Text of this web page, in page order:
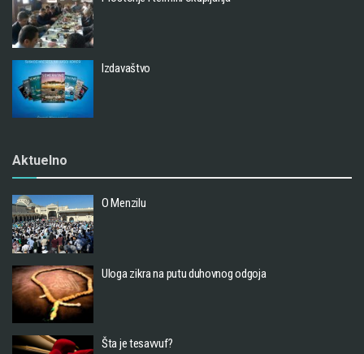
Izdavaštvo
Aktuelno
O Menzilu
Uloga zikra na putu duhovnog odgoja
Šta je tesavvuf?